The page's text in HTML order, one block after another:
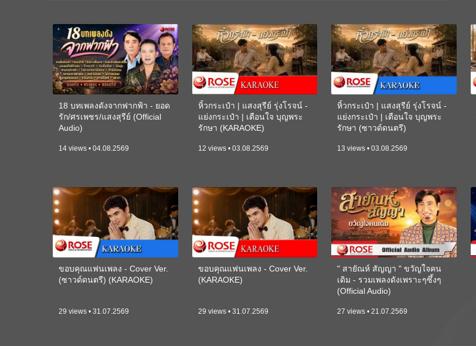
18 บทเพลงดังจากฟากฟ้า - ยอด
รัก/ศรเพชร/แสงสุรีย์ (Official
Audio)
14 views • 04.08.2569
หิ้วกระเป๋า | แสงสุรีย์ รุ่งโรจน์ -
แย่งกระเป๋า | เตือนใจ บุญพระ
รักษา (KARAOKE)
12 views • 03.08.2569
หิ้วกระเป๋า | แสงสุรีย์ รุ่งโรจน์ -
แย่งกระเป๋า | เตือนใจ บุญพระ
รักษา (ซาวด์ดนตรี)
13 views • 03.08.2569
ขอบคุณแฟนเพลง - Cover Ver.
(ซาวด์ดนตรี) (KARAOKE)
29 views • 31.07.2569
ขอบคุณแฟนเพลง - Cover Ver.
(KARAOKE)
29 views • 31.07.2569
" สายัณห์ สัญญา " ขวัญใจคน
เดิม - รวมเพลงดังเพราะๆซึ้งๆ
(Official Audio)
27 views • 21.07.2569